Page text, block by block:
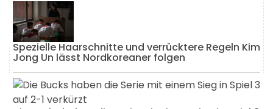
Spezielle Haarschnitte und verrücktere Regeln Kim
Jong Un lässt Nordkoreaner folgen